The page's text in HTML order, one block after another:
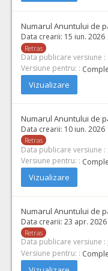
VALOAREA ESTIMATA
TVA:
11.865,00 - 514.360,00
28. Microcateter pt uz
COD CPV: 33111710-1
VALOAREA ESTIMATA
TVA:
3.000,00 - 600.000,00 Leu
31. Microghiduri hidrofile pentru uz
COD CPV: 33111710-1
VALOAREA ESTIMATA
TVA:
1.600,00 - 6.400,00 Leu
29. Kit pt aspirare
Numarul Anuntului de
Data crearii: 15 iun. 2026
Retras
Data publicare versiune :
Versiune pentru: :
Vizualizare
Numarul Anuntului de
Data crearii: 10 iun. 2026
Retras
Data publicare versiune :
Versiune pentru: :
Vizualizare
Numarul Anuntului de
Data crearii: 23 apr. 2026
Retras
Data publicare versiune :
Versiune pentru: :